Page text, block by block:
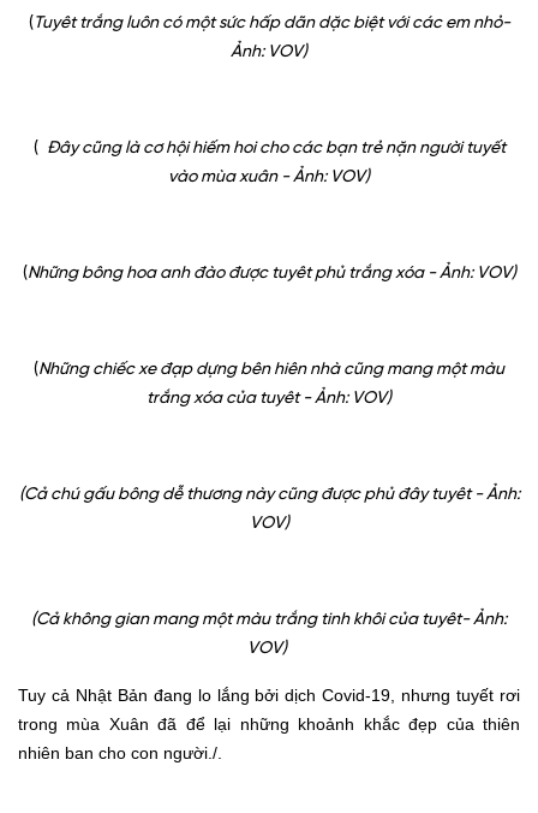
(Tuyêt trắng luôn có một sức hấp dãn dặc biệt với các em nhỏ-
Ảnh: VOV)
( Đây cũng là cơ hội hiếm hoi cho các bạn trẻ nặn người tuyết
vào mùa xuân - Ảnh: VOV)
(Những bông hoa anh đào được tuyêt phủ trắng xóa - Ảnh: VOV)
(Những chiếc xe đạp dựng bên hiên nhà cũng mang một màu
trắng xóa của tuyêt - Ảnh: VOV)
(Cả chú gấu bông dễ thương này cũng được phủ đây tuyêt - Ảnh:
VOV)
(Cả không gian mang một màu trắng tinh khôi của tuyêt- Ảnh:
VOV)
Tuy cả Nhật Bản đang lo lắng bởi dịch Covid-19, nhưng tuyết rơi
trong mùa Xuân đã để lại những khoảnh khắc đẹp của thiên
nhiên ban cho con người./.